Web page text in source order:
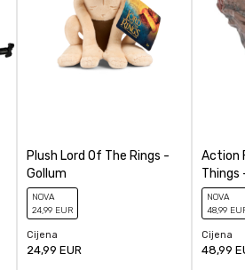
Plush Lord Of The Rings -
Gollum
NOVA
24,99 EUR
Cijena
24,99 EUR
Action
Things
NOVA
48,99
Cijena
48,99